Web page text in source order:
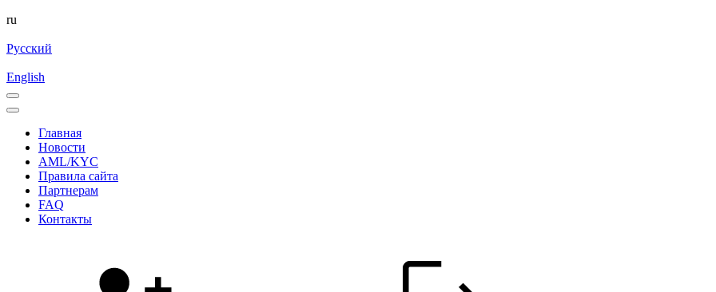
ru
Русский
English
Главная
Новости
AML/KYC
Правила сайта
Партнерам
FAQ
Контакты